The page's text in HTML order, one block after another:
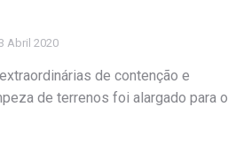
Abril 2020
de contenção e
de terrenos foi alargado para o